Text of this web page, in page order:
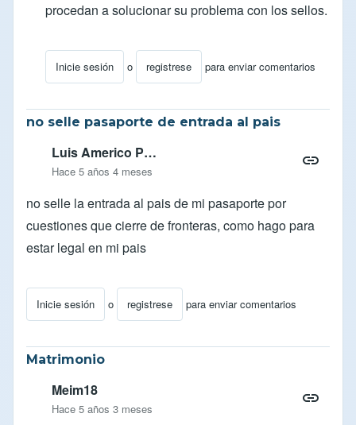
procedan a solucionar su problema con los sellos.
Inicie sesión o registrese para enviar comentarios
En respuesta a Buen día, yo estuve enporYandres
no selle pasaporte de entrada al pais
Luis Americo P…
Hace 5 años 4 meses
no selle la entrada al pais de mi pasaporte por
cuestiones que cierre de fronteras, como hago para
estar legal en mi pais
Inicie sesión o registrese para enviar comentarios
Matrimonio
Meim18
Hace 5 años 3 meses